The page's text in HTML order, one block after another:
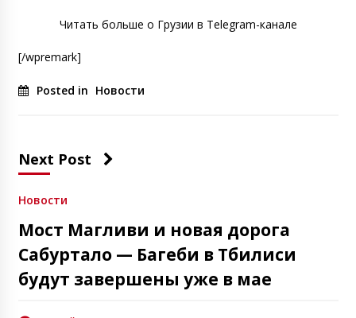
Читать больше о Грузии в Telegram-канале
[/wpremark]
Posted in Новости
Next Post
Новости
Мост Магливи и новая дорога
Сабуртало — Багеби в Тбилиси
будут завершены уже в мае